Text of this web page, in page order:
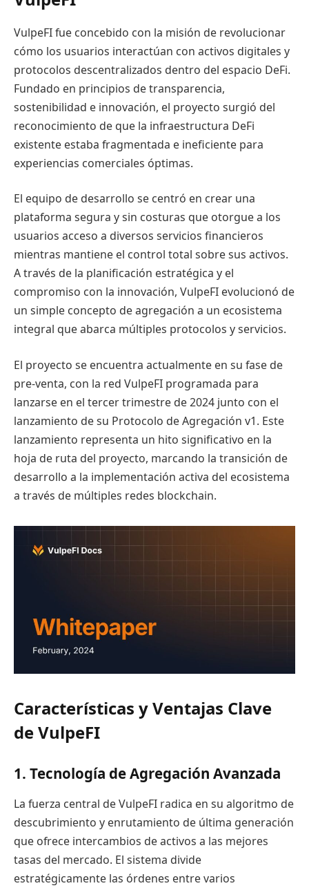
VulpeFI fue concebido con la misión de revolucionar
cómo los usuarios interactúan con activos digitales y
protocolos descentralizados dentro del espacio DeFi.
Fundado en principios de transparencia,
sostenibilidad e innovación, el proyecto surgió del
reconocimiento de que la infraestructura DeFi
existente estaba fragmentada e ineficiente para
experiencias comerciales óptimas.
El equipo de desarrollo se centró en crear una
plataforma segura y sin costuras que otorgue a los
usuarios acceso a diversos servicios financieros
mientras mantiene el control total sobre sus activos.
A través de la planificación estratégica y el
compromiso con la innovación, VulpeFI evolucionó de
un simple concepto de agregación a un ecosistema
integral que abarca múltiples protocolos y servicios.
El proyecto se encuentra actualmente en su fase de
pre-venta, con la red VulpeFI programada para
lanzarse en el tercer trimestre de 2024 junto con el
lanzamiento de su Protocolo de Agregación v1. Este
lanzamiento representa un hito significativo en la
hoja de ruta del proyecto, marcando la transición de
desarrollo a la implementación activa del ecosistema
a través de múltiples redes blockchain.
Características y Ventajas Clave
de VulpeFI
1. Tecnología de Agregación Avanzada
La fuerza central de VulpeFI radica en su algoritmo de
descubrimiento y enrutamiento de última generación
que ofrece intercambios de activos a las mejores
tasas del mercado. El sistema divide
estratégicamente las órdenes entre varios